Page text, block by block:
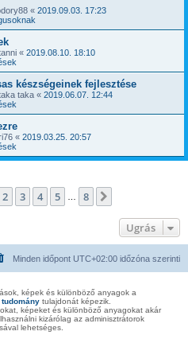
« 2019.09.03. 17:23
« 2019.08.10. 18:10
készségeinek fejlesztése
taka « 2019.06.07. 12:44
« 2019.03.25. 20:57
1 8
2 3 4 5 8
Ugrás
Minden időpont UTC+02:00 időzóna szerinti
képek és különböző anyagok a
tulajdonát képezik.
képeket és különböző anyagokat akár
kizárólag az adminisztrátorok
lehetséges.